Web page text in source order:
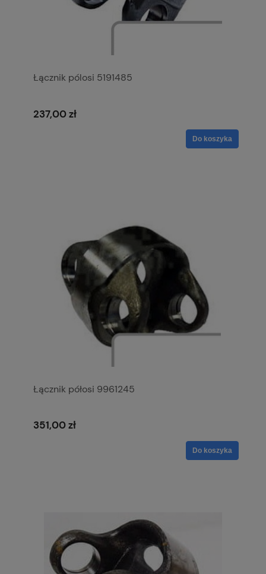
Łącznik pólosi 5191485
237,00 zł
Do koszyka
Łącznik półosi 9961245
351,00 zł
Do koszyka